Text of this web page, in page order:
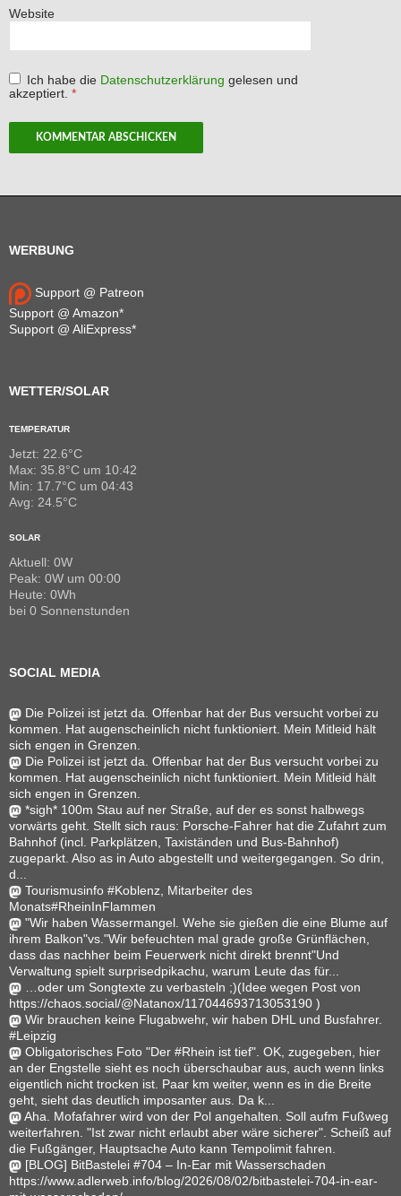
Website
Ich habe die Datenschutzerklärung gelesen und
akzeptiert. *
WERBUNG
Support @ Patreon
Support @ Amazon*
Support @ AliExpress*
WETTER/SOLAR
TEMPERATUR
Jetzt: 22.6°C
Max: 35.8°C um 10:42
Min: 17.7°C um 04:43
Avg: 24.5°C
SOLAR
Aktuell: 0W
Peak: 0W um 00:00
Heute: 0Wh
bei 0 Sonnenstunden
SOCIAL MEDIA
Die Polizei ist jetzt da. Offenbar hat der Bus versucht vorbei zu
kommen. Hat augenscheinlich nicht funktioniert. Mein Mitleid hält
sich engen in Grenzen.
Die Polizei ist jetzt da. Offenbar hat der Bus versucht vorbei zu
kommen. Hat augenscheinlich nicht funktioniert. Mein Mitleid hält
sich engen in Grenzen.
*sigh* 100m Stau auf ner Straße, auf der es sonst halbwegs
vorwärts geht. Stellt sich raus: Porsche-Fahrer hat die Zufahrt zum
Bahnhof (incl. Parkplätzen, Taxiständen und Bus-Bahnhof)
zugeparkt. Also as in Auto abgestellt und weitergegangen. So drin,
d...
Tourismusinfo #Koblenz, Mitarbeiter des
Monats#RheinInFlammen
"Wir haben Wassermangel. Wehe sie gießen die eine Blume auf
ihrem Balkon"vs."Wir befeuchten mal grade große Grünflächen,
dass das nachher beim Feuerwerk nicht direkt brennt"Und
Verwaltung spielt surprisedpikachu, warum Leute das für...
…oder um Songtexte zu verbasteln ;)(Idee wegen Post von
https://chaos.social/@Natanox/117044693713053190 )
Wir brauchen keine Flugabwehr, wir haben DHL und Busfahrer.
#Leipzig
Obligatorisches Foto "Der #Rhein ist tief". OK, zugegeben, hier
an der Engstelle sieht es noch überschaubar aus, auch wenn links
eigentlich nicht trocken ist. Paar km weiter, wenn es in die Breite
geht, sieht das deutlich imposanter aus. Da k...
Aha. Mofafahrer wird von der Pol angehalten. Soll aufm Fußweg
weiterfahren. "Ist zwar nicht erlaubt aber wäre sicherer". Scheiß auf
die Fußgänger, Hauptsache Auto kann Tempolimit fahren.
[BLOG] BitBastelei #704 – In-Ear mit Wasserschaden
https://www.adlerweb.info/blog/2026/08/02/bitbastelei-704-in-ear-